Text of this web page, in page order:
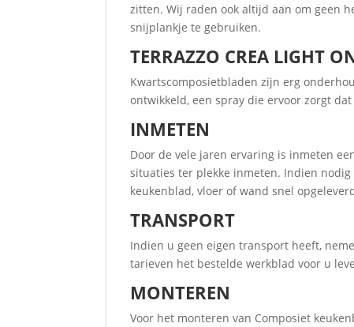
zitten. Wij raden ook altijd aan om geen
snijplankje te gebruiken.
TERRAZZO CREA LIGHT
Kwartscomposietbladen zijn erg
ontwikkeld, een spray die ervoor zorgt
INMETEN
Door de vele jaren ervaring is inmeten
situaties ter plekke inmeten. Indien
keukenblad, vloer of wand snel
TRANSPORT
Indien u geen eigen transport heeft,
tarieven het bestelde werkblad voor u
MONTEREN
Voor het monteren van Composiet